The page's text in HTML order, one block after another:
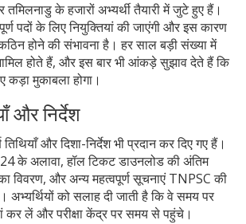
तमिलनाडु के हजारों अभ्यर्थी तैयारी में जुटे हुए हैं।
पदों के लिए नियुक्तियां की जाएंगी और इस कारण
होने की संभावना है। हर साल बड़ी संख्या में
शामिल होते हैं, और इस बार भी आंकड़े सुझाव देते हैं कि
कड़ा मुकाबला होगा।
और निर्देश
तिथियाँ और दिशा-निर्देश भी प्रदान कर दिए गए हैं।
के अलावा, हॉल टिकट डाउनलोड की अंतिम
विवरण, और अन्य महत्वपूर्ण सूचनाएं TNPSC की
अभ्यर्थियों को सलाह दी जाती है कि वे समय पर
कर लें और परीक्षा केंद्र पर समय से पहुंचे।